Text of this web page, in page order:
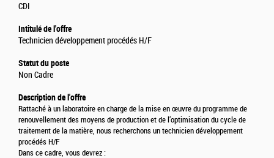
CDI
Intitulé de l'offre
Technicien développement procédés H/F
Statut du poste
Non Cadre
Description de l'offre
Rattaché à un laboratoire en charge de la mise en œuvre du programme de
renouvellement des moyens de production et de l’optimisation du cycle de
traitement de la matière, nous recherchons un technicien développement
procédés H/F
Dans ce cadre, vous devrez :